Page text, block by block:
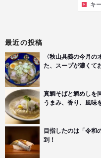
キ
最近の投稿
〈秋山具義の今月
た、スープが濃くて
真鯛そばと鯛めしを
うまみ、香り、風味
目指したのは「令和
到！